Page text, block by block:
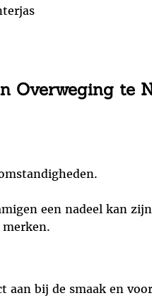
Overweging te
een nadeel kan
bij de smaak en